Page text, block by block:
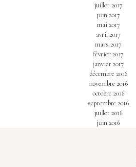
juillet 2017
juin 2017
mai 2017
avril 2017
mars 2017
février 2017
janvier 2017
décembre 2016
novembre 2016
octobre 2016
septembre 2016
juillet 2016
juin 2016